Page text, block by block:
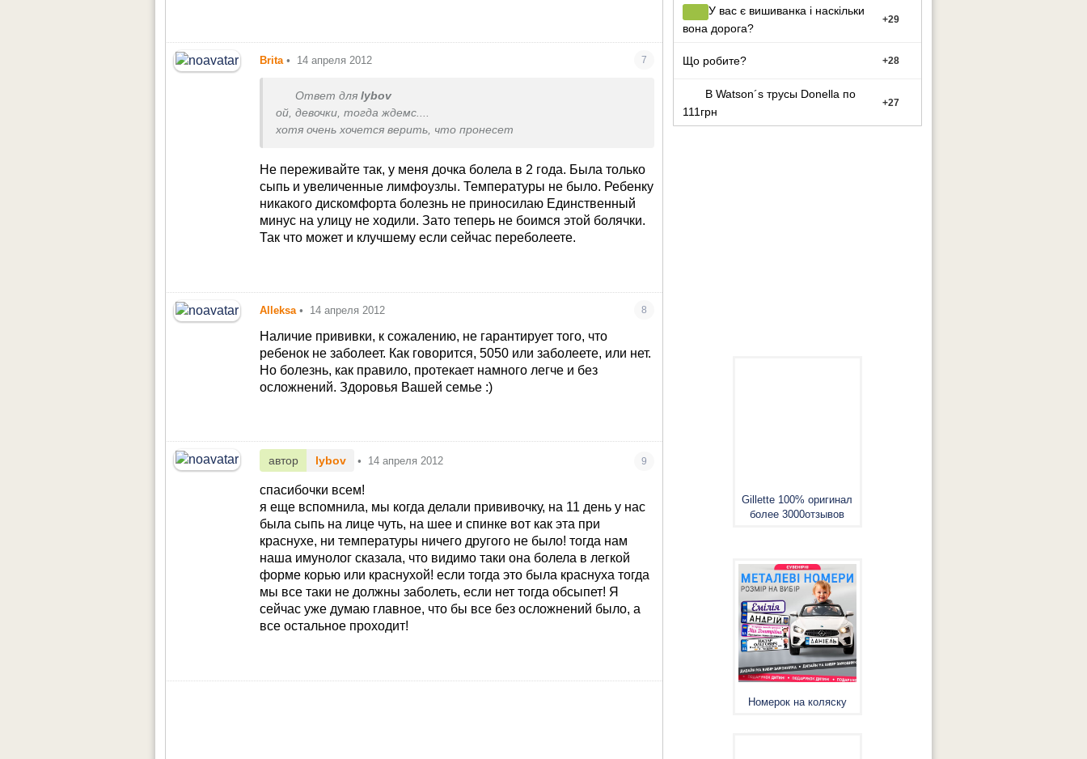
Brita • 14 апреля 2012 7
Ответ для lybov
ой, девочки, тогда ждемс....
хотя очень хочется верить, что пронесет
Не переживайте так, у меня дочка болела в 2 года. Была только
сыпь и увеличенные лимфоузлы. Температуры не было. Ребенку
никакого дискомфорта болезнь не приносилаю Единственный
минус на улицу не ходили. Зато теперь не боимся этой болячки.
Так что может и клучшему если сейчас переболеете.
Alleksa • 14 апреля 2012 8
Наличие прививки, к сожалению, не гарантирует того, что
ребенок не заболеет. Как говорится, 5050 или заболеете, или нет.
Но болезнь, как правило, протекает намного легче и без
осложнений. Здоровья Вашей семье :)
автор lybov • 14 апреля 2012 9
спасибочки всем!
я еще вспомнила, мы когда делали прививочку, на 11 день у нас
была сыпь на лице чуть, на шее и спинке вот как эта при
краснухе, ни температуры ничего другого не было! тогда нам
наша имунолог сказала, что видимо таки она болела в легкой
форме корью или краснухой! если тогда это была краснуха тогда
мы все таки не должны заболеть, если нет тогда обсыпет! Я
сейчас уже думаю главное, что бы все без осложнений было, а
все остальное проходит!
У вас є вишиванка і наскільки
вона дорога?
+29
Що робите? +28
В Watson´s трусы Donella по
111грн
+27
Gillette 100% оригинал
более 3000отзывов
Номерок на коляску